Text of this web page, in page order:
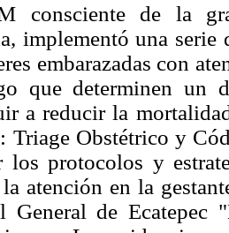
consciente de la
implementó una
embarazadas con
que determinen un
a reducir la
Triage Obstétrico y
los protocolos y
atención en la
General de Ecatepec